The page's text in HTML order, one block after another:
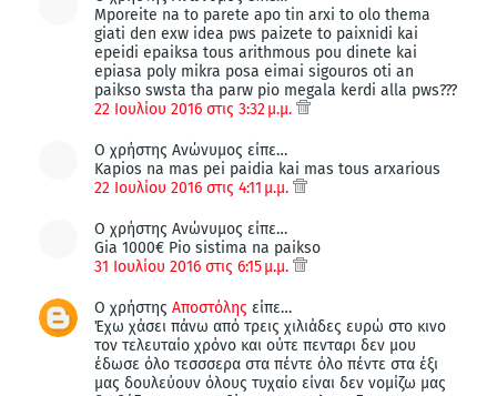
Mporeite na to parete apo tin arxi to olo thema
giati den exw idea pws paizete to paixnidi kai
epeidi epaiksa tous arithmous pou dinete kai
epiasa poly mikra posa eimai sigouros oti an
paikso swsta tha parw pio megala kerdi alla pws???
22 Ιουλίου 2016 στις 3:32 μ.μ.
Ο χρήστης Ανώνυμος είπε…
Kapios na mas pei paidia kai mas tous arxarious
22 Ιουλίου 2016 στις 4:11 μ.μ.
Ο χρήστης Ανώνυμος είπε…
Gia 1000€ Pio sistima na paikso
31 Ιουλίου 2016 στις 6:15 μ.μ.
Ο χρήστης Αποστόλης είπε…
Έχω χάσει πάνω από τρεις χιλιάδες ευρώ στο κινο
τον τελευταίο χρόνο και ούτε πενταρι δεν μου
έδωσε όλο τεσσσερα στα πέντε όλο πέντε στα έξι
μας δουλεύουν όλους τυχαίο είναι δεν νομίζω μας